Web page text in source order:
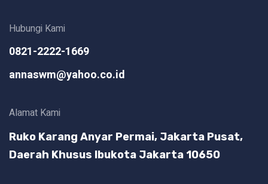
Hubungi Kami
0821-2222-1669
annaswm@yahoo.co.id
Alamat Kami
Ruko Karang Anyar Permai, Jakarta Pusat,
Daerah Khusus Ibukota Jakarta 10650